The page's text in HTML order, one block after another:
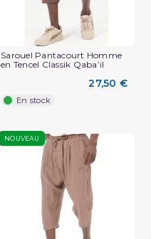
Sarouel Pantacourt Homme
en Tencel Classik Qaba’il
27,50 €
En stock
NOUVEAU